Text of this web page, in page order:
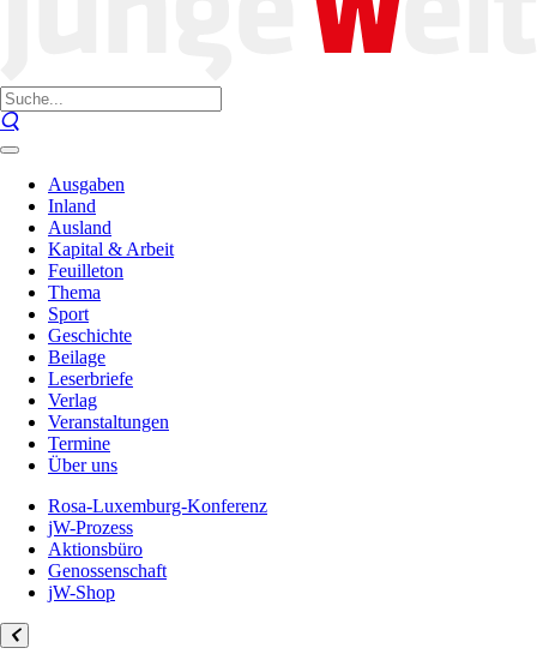
Ausgaben
Inland
Ausland
Kapital & Arbeit
Feuilleton
Thema
Sport
Geschichte
Beilage
Leserbriefe
Verlag
Veranstaltungen
Termine
Über uns
Rosa-Luxemburg-Konferenz
jW-Prozess
Aktionsbüro
Genossenschaft
jW-Shop